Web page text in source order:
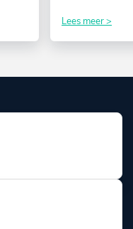
Lees meer >